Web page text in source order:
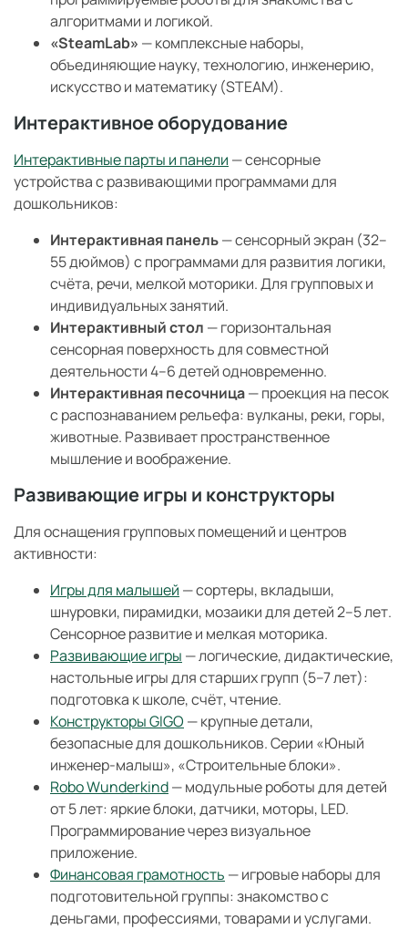
алгоритмами и логикой.
«SteamLab» — комплексные наборы,
объединяющие науку, технологию, инженерию,
искусство и математику (STEAM).
Интерактивное оборудование
Интерактивные парты и панели — сенсорные
устройства с развивающими программами для
дошкольников:
Интерактивная панель— сенсорный экран (32–
55 дюймов) с программами для развития логики,
счёта, речи, мелкой моторики. Для групповых и
индивидуальных занятий.
Интерактивный стол — горизонтальная
сенсорная поверхность для совместной
деятельности 4–6 детей одновременно.
Интерактивная песочница— проекция на песок
с распознаванием рельефа: вулканы, реки, горы,
животные. Развивает пространственное
мышление и воображение.
Развивающие игры и конструкторы
Для оснащения групповых помещений и центров
активности:
Игры для малышей — сортеры, вкладыши,
шнуровки, пирамидки, мозаики для детей 2–5 лет.
Сенсорное развитие и мелкая моторика.
Развивающие игры — логические, дидактические,
настольные игры для старших групп (5–7 лет):
подготовка к школе, счёт, чтение.
Конструкторы GIGO — крупные детали,
безопасные для дошкольников. Серии «Юный
инженер-малыш», «Строительные блоки».
Robo Wunderkind— модульные роботы для детей
от 5 лет: яркие блоки, датчики, моторы, LED.
Программирование через визуальное
приложение.
Финансовая грамотность — игровые наборы для
подготовительной группы: знакомство с
деньгами, профессиями, товарами и услугами.